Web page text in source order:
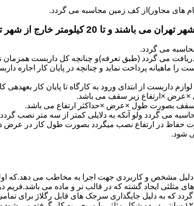
شهر تهران 20% به قیمت های فوق اضافه می گردد.
می گردد.
می گردد (طبق تعرفه)و چنانچه کل داربست
ماهیانه پرداخت نماید و چنانچه در پایان کار اجاره
داربست از ابتدای ورود به کارگاه تا پایان کار بعهده­ی
×عرض ×ارتفاع زیر سقف می باشد.
بصورت طول ×عرض ×حداکثر ارتفاع می باشد.
شود.
دلیل مشخص و کاربردی جهت اجرا به مخاطب می دهد.که
مثلثی ایجاد گشته که در قالب نر و ماده می
عرضه می گردد که به دلیل جایگذاری سرجک های قابل رگلاژ برای